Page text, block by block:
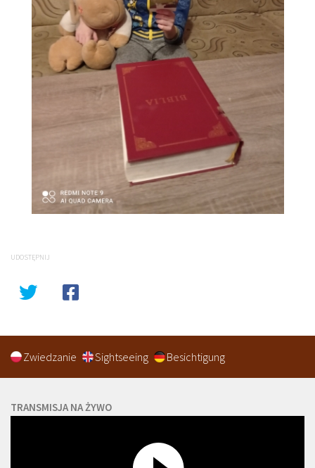
UDOSTĘPNIJ
Zwiedzanie Sightseeing Besichtigung
TRANSMISJA NA ŻYWO